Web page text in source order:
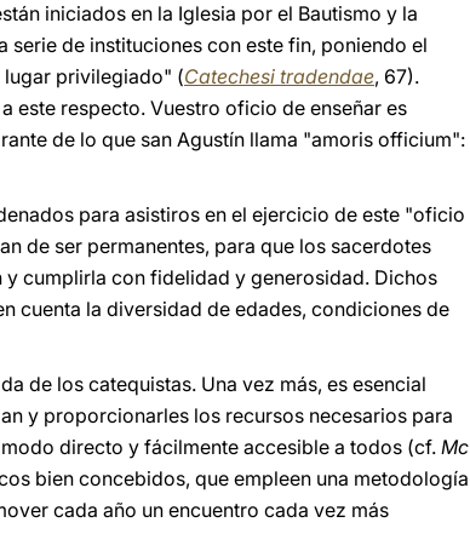
iniciados en la Iglesia por el Bautismo y la
de instituciones con este fin, poniendo el
lugar privilegiado" (Catechesi tradendae, 67).
este respecto. Vuestro oficio de enseñar es
de lo que san Agustín llama "amoris officium":
para asistiros en el ejercicio de este "oficio
de ser permanentes, para que los sacerdotes
cumplirla con fidelidad y generosidad. Dichos
cuenta la diversidad de edades, condiciones de
de los catequistas. Una vez más, es esencial
y proporcionarles los recursos necesarios para
directo y fácilmente accesible a todos (cf. Mc
bien concebidos, que empleen una metodología
cada año un encuentro cada vez más